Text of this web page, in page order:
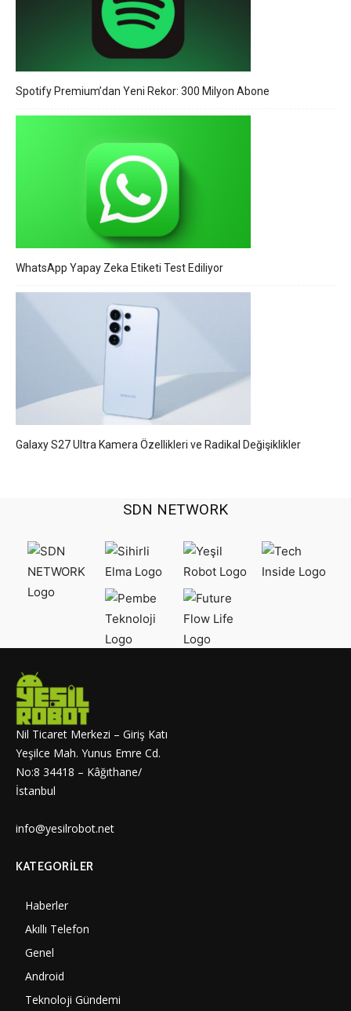
Spotify Premium’dan Yeni Rekor: 300 Milyon Abone
WhatsApp Yapay Zeka Etiketi Test Ediliyor
Galaxy S27 Ultra Kamera Özellikleri ve Radikal Değişiklikler
SDN NETWORK
Nil Ticaret Merkezi – Giriş Katı
Yeşilce Mah. Yunus Emre Cd.
No:8 34418 – Kâğıthane/
İstanbul
info@yesilrobot.net
KATEGORILER
Haberler
Akıllı Telefon
Genel
Android
Teknoloji Gündemi